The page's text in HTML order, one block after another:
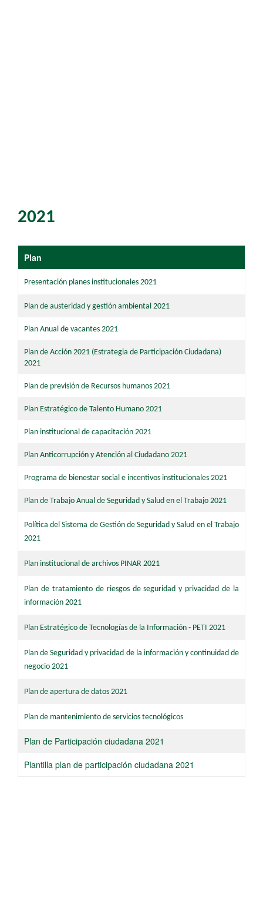
2021
​​​Plan
Presentación pl​anes institucionales ​2021​
Plan de austeridad y gestión ambiental 2021
​Plan Anual de vacantes 2021
​Plan de Acción 2021 (Estrategia de Participación Ciudadana)
2021
Plan de previsión de Recursos humanos 2021
​Plan Estratégico de Talen​​to Humano 2021
​Plan institucional de capacitación 2021
Plan Anticorrupción y Atención al Ciudadano 2021​
​​Programa de bienestar social e incentivos institucionales 2021​
Plan de Trabajo Anual de Seguridad y Salud en el Trabajo 2021​
Política del Sistema de Gestión de Seguridad y Salud en el Trabajo
2021
Plan institucional de archivos PINAR 2021​
​Plan de tratamiento de riesgos de seguridad y privacidad de la
información 2021
Plan Estratégico de Tecnologías de la Información - PETI 2021
Plan de Seguridad y privacidad de la información y continuidad de
negocio 2021
Plan de apertura de datos 2021
Plan de mantenimiento de servicios tecnológicos​
Plan de Participación ciudadana 2021
​Plantilla plan de participación ciudadana 2021